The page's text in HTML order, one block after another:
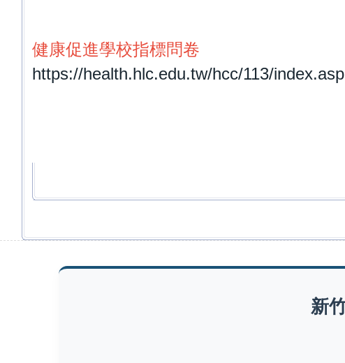
健康促進學校指標問卷
https://health.hlc.edu.tw/hcc/113/index.asp
新